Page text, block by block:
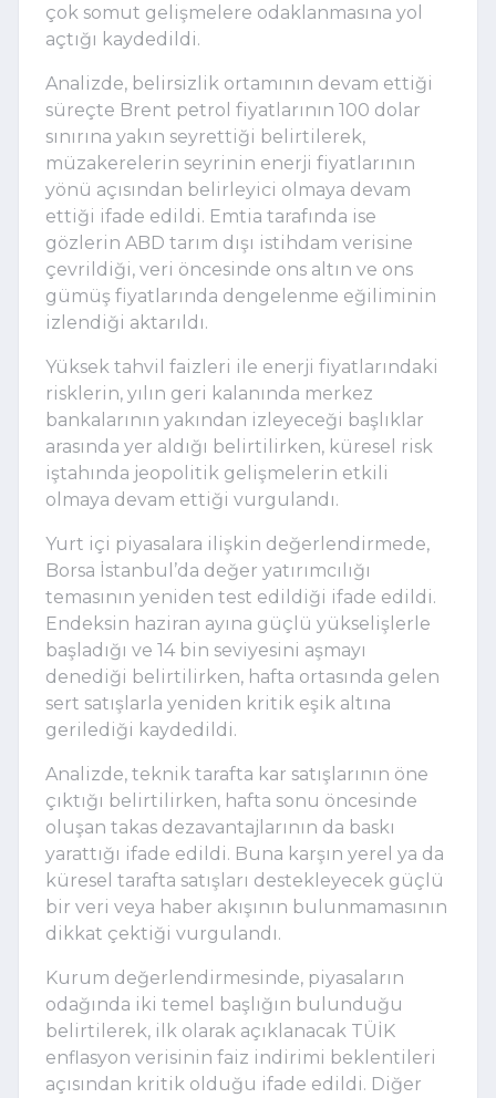
çok somut gelişmelere odaklanmasına yol
açtığı kaydedildi.
Analizde, belirsizlik ortamının devam ettiği
süreçte Brent petrol fiyatlarının 100 dolar
sınırına yakın seyrettiği belirtilerek,
müzakerelerin seyrinin enerji fiyatlarının
yönü açısından belirleyici olmaya devam
ettiği ifade edildi. Emtia tarafında ise
gözlerin ABD tarım dışı istihdam verisine
çevrildiği, veri öncesinde ons altın ve ons
gümüş fiyatlarında dengelenme eğiliminin
izlendiği aktarıldı.
Yüksek tahvil faizleri ile enerji fiyatlarındaki
risklerin, yılın geri kalanında merkez
bankalarının yakından izleyeceği başlıklar
arasında yer aldığı belirtilirken, küresel risk
iştahında jeopolitik gelişmelerin etkili
olmaya devam ettiği vurgulandı.
Yurt içi piyasalara ilişkin değerlendirmede,
Borsa İstanbul’da değer yatırımcılığı
temasının yeniden test edildiği ifade edildi.
Endeksin haziran ayına güçlü yükselişlerle
başladığı ve 14 bin seviyesini aşmayı
denediği belirtilirken, hafta ortasında gelen
sert satışlarla yeniden kritik eşik altına
gerilediği kaydedildi.
Analizde, teknik tarafta kar satışlarının öne
çıktığı belirtilirken, hafta sonu öncesinde
oluşan takas dezavantajlarının da baskı
yarattığı ifade edildi. Buna karşın yerel ya da
küresel tarafta satışları destekleyecek güçlü
bir veri veya haber akışının bulunmamasının
dikkat çektiği vurgulandı.
Kurum değerlendirmesinde, piyasaların
odağında iki temel başlığın bulunduğu
belirtilerek, ilk olarak açıklanacak TÜİK
enflasyon verisinin faiz indirimi beklentileri
açısından kritik olduğu ifade edildi. Diğer